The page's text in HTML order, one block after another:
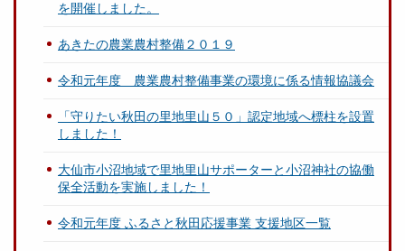
を開催しました。
あきたの農業農村整備２０１９
令和元年度 農業農村整備事業の環境に係る情報協議会
「守りたい秋田の里地里山５０」認定地域へ標柱を設置
しました！
大仙市小沼地域で里地里山サポーターと小沼神社の協働
保全活動を実施しました！
令和元年度 ふるさと秋田応援事業 支援地区一覧